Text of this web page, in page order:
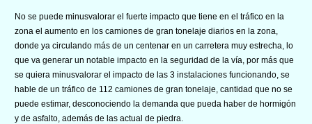
No se puede minusvalorar el fuerte impacto que tiene en el tráfico en la
zona el aumento en los camiones de gran tonelaje diarios en la zona,
donde ya circulando más de un centenar en un carretera muy estrecha, lo
que va generar un notable impacto en la seguridad de la vía, por más que
se quiera minusvalorar el impacto de las 3 instalaciones funcionando, se
hable de un tráfico de 112 camiones de gran tonelaje, cantidad que no se
puede estimar, desconociendo la demanda que pueda haber de hormigón
y de asfalto, además de las actual de piedra.